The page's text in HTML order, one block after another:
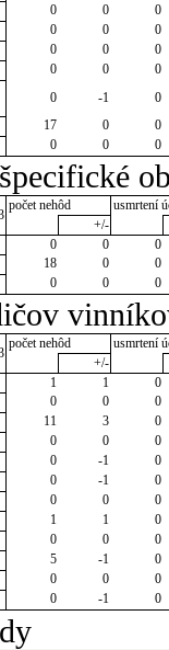
0 0
0
0 0
0
0 0
0
0 0
0
0 -1
0
17 0
0
0 0 0
počet nehôd
usmrtení
+/-
0 0
0
18 0
0
0 0 0
počet nehôd
usmrtení
+/-
1 1
0
0 0
0
11 3
0
0 0
0
0 -1
0
0 -1
0
0 0
0
1 1
0
0 0
0
5 -1
0
0 0
0
0 -1 0